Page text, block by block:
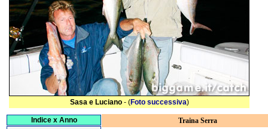
Indice x Anno Traina Serra
Sasa e Luciano - (Foto successiva)